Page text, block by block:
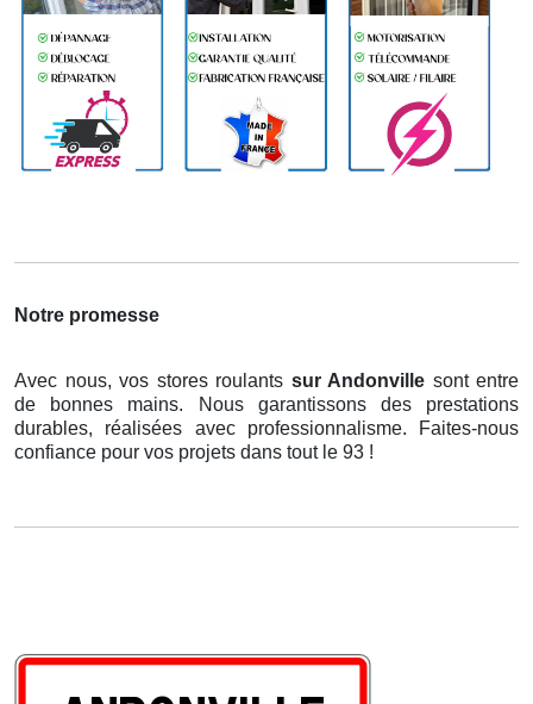
Notre promesse
Avec nous, vos stores roulants sur Andonville sont entre
de bonnes mains. Nous garantissons des prestations
durables, réalisées avec professionnalisme. Faites-nous
confiance pour vos projets dans tout le 93 !